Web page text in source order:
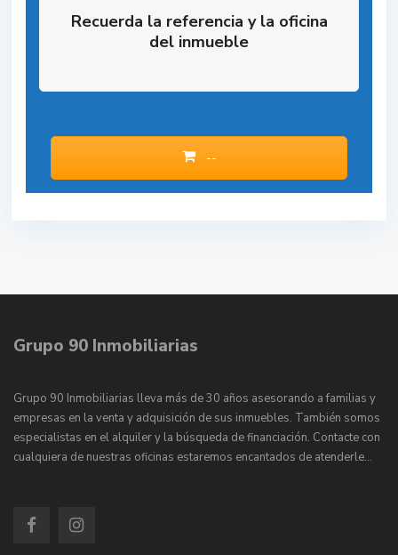
Recuerda la referencia y la oficina
del inmueble
--
Grupo 90 Inmobiliarias
Grupo 90 Inmobiliarias lleva más de 30 años asesorando a familias y
empresas en la venta y adquisición de sus inmuebles. También somos
especialistas en el alquiler y la búsqueda de financiación. Contacte con
cualquiera de nuestras oficinas estaremos encantados de atenderle…